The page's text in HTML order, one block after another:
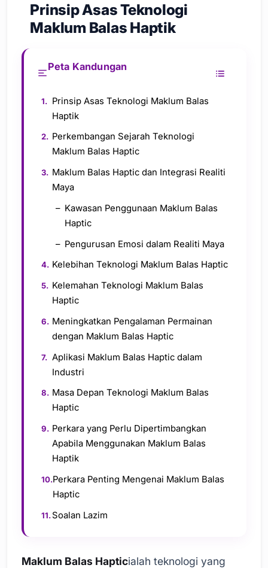
Prinsip Asas Teknologi
Maklum Balas Haptik
Peta Kandungan
Prinsip Asas Teknologi Maklum Balas
Haptik
Perkembangan Sejarah Teknologi
Maklum Balas Haptic
Maklum Balas Haptic dan Integrasi Realiti
Maya
Kawasan Penggunaan Maklum Balas
Haptic
Pengurusan Emosi dalam Realiti Maya
Kelebihan Teknologi Maklum Balas Haptic
Kelemahan Teknologi Maklum Balas
Haptic
Meningkatkan Pengalaman Permainan
dengan Maklum Balas Haptic
Aplikasi Maklum Balas Haptic dalam
Industri
Masa Depan Teknologi Maklum Balas
Haptic
Perkara yang Perlu Dipertimbangkan
Apabila Menggunakan Maklum Balas
Haptik
Perkara Penting Mengenai Maklum Balas
Haptic
Soalan Lazim
Maklum Balas Hapticialah teknologi yang